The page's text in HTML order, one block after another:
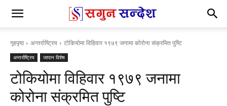
गृहपृष्ठ अन्तर्राष्ट्रिय टोकियोमा विहिवार १९७९ जनामा कोरोना संक्रमित पुष्टि
अन्तर्राष्ट्रिय जापान विशेष
टोकियोमा विहिवार १९७९ जनामा
कोरोना संक्रमित पुष्टि